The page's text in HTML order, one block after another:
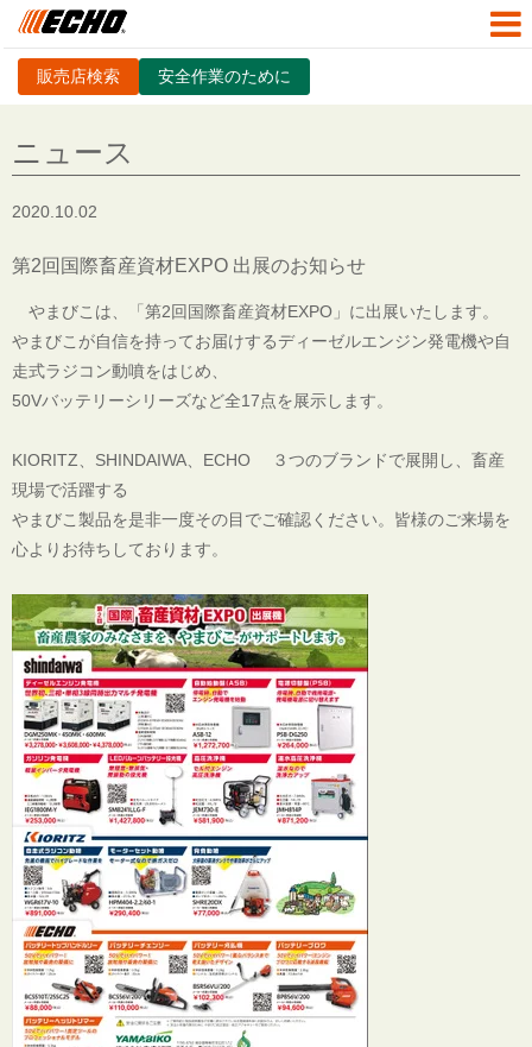
販売店検索 安全作業のために
ニュース
2020.10.02
第2回国際畜産資材EXPO 出展のお知らせ
やまびこは、「第2回国際畜産資材EXPO 」に出展いたします。
やまびこが自信を持ってお届けするディーゼルエンジン発電機や自
走式ラジコン動噴をはじめ、
50Vバッテリーシリーズなど全17点を展示します。
KIORITZ、SHINDAIWA、ECHO ３つのブランドで展開し、畜産
現場で活躍する
やまびこ製品を是非一度その目でご確認ください。皆様のご来場を
心よりお待ちしております。